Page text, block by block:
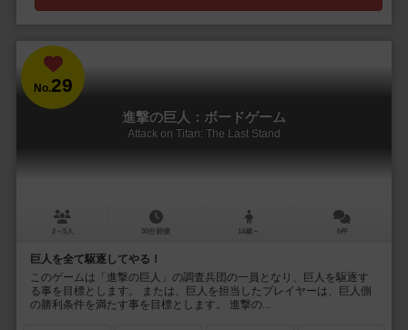
No.29
進撃の巨人：ボードゲーム
Attack on Titan: The Last Stand
2～5人 30分前後 14歳～ 6件
巨人を全て駆逐してやる！
このゲームは「進撃の巨人」の調査兵団の一員となり、巨人を駆逐す
る事を目標とします。 または、巨人を担当したプレイヤーは、巨人側
の勝利条件を満たす事を目標とします。 進撃の...